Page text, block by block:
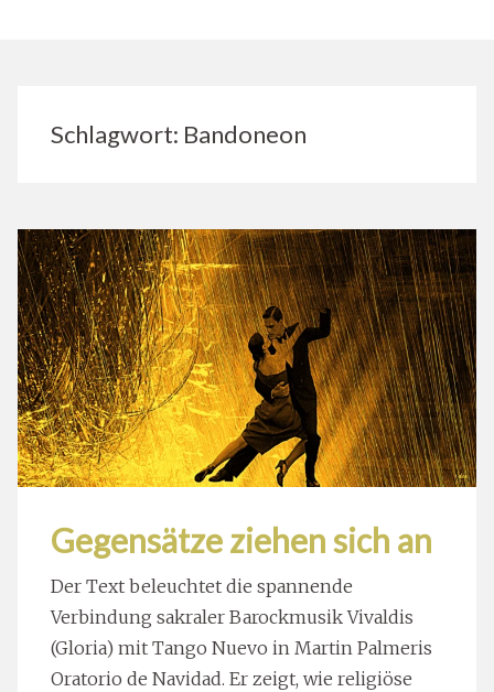
Schlagwort: Bandoneon
Gegensätze ziehen sich an
Der Text beleuchtet die spannende
Verbindung sakraler Barockmusik Vivaldis
(Gloria) mit Tango Nuevo in Martin Palmeris
Oratorio de Navidad. Er zeigt, wie religiöse